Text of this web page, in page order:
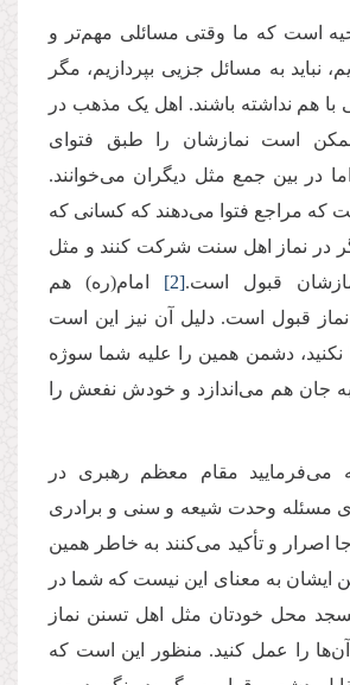
است که ما وقتی مسائلی مهم‌تر و
نباید به مسائل جزیی بپردازیم، مگر
با هم نداشته باشند. اهل یک مذهب در
است نمازشان را طبق فتوای
در بین جمع مثل دیگران می‌خوانند.
مراجع فتوا می‌دهند که کسانی که
در نماز اهل سنت شرکت کنند و مثل
قبول است.[2] امام(ره) هم
قبول است. دلیل آن نیز این است
نکنید، دشمن همین را علیه شما سوژه
جان هم می‌اندازد و خودش نفعش را
می‌فرمایید مقام معظم رهبری در
مسئله وحدت شیعه و سنی و برادری
اصرار و تأکید می‌کنند به خاطر همین
به معنای این نیست که شما در
محل‌ خودتان مثل اهل تسنن نماز
آن‌ها را عمل کنید. منظور این است که